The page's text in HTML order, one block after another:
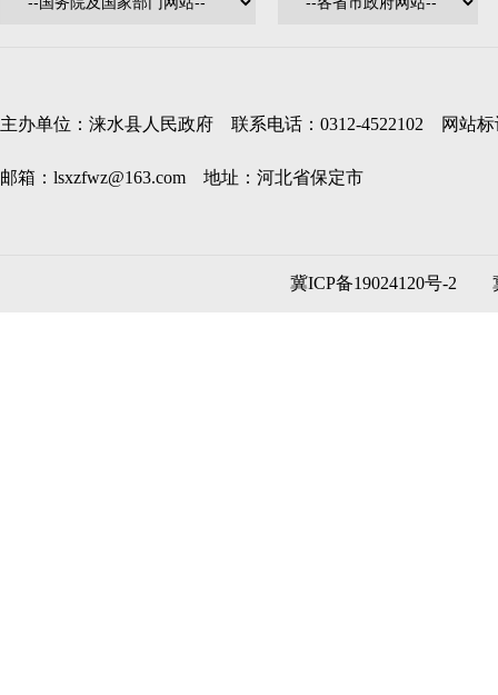
主办单位：涞水县人民政府 联系电话：0312-4522102 网站标
邮箱：lsxzfwz@163.com 地址：河北省保定市
冀ICP备19024120号-2